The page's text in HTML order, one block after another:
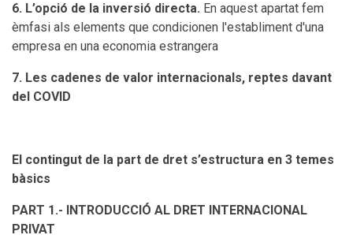
6. L’opció de la inversió directa. En aquest apartat fem
èmfasi als elements que condicionen l'establiment d'una
empresa en una economia estrangera
7. Les cadenes de valor internacionals, reptes davant
del COVID
El contingut de la part de dret s’estructura en 3 temes
bàsics
PART 1.- INTRODUCCIÓ AL DRET INTERNACIONAL
PRIVAT